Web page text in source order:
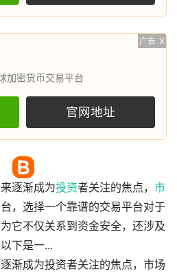
广告 X
加密货币交易平台
官网地址
逐渐成为投资者关注的焦点， 市
，选择一个靠谱的交易平台对于
它不仅关系到资金安全，还涉及
下是一...
渐成为投资者关注的焦点，市场